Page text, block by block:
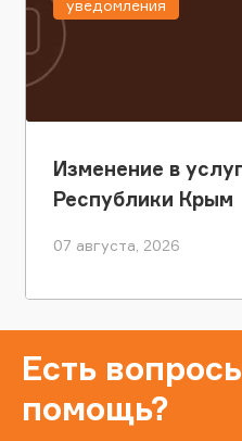
Изменение в
Республики Крым
07 августа, 2026
уведомления
Есть
помощь?